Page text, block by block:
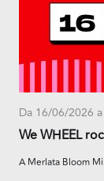
Da 16/06/2026
We WHEEL
A Merlata Bloom